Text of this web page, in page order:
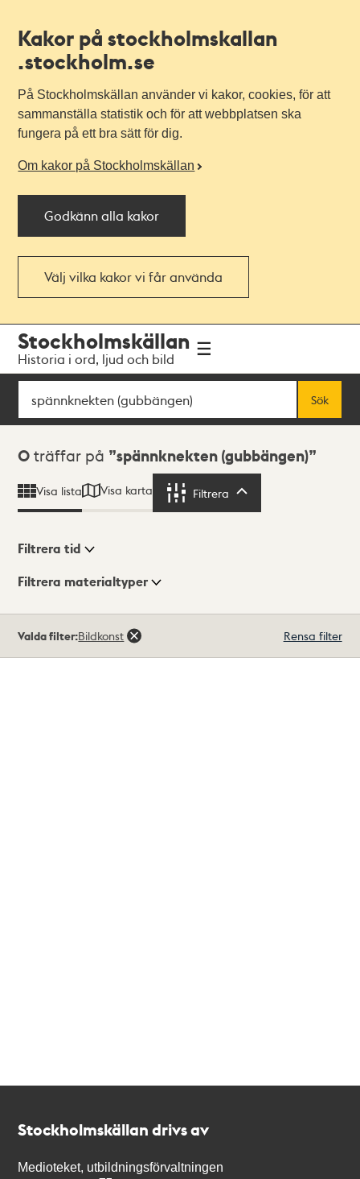
Kakor på stockholmskallan
.stockholm.se
På Stockholmskällan använder vi kakor, cookies, för att
sammanställa statistik och för att webbplatsen ska
fungera på ett bra sätt för dig.
Om kakor på Stockholmskällan
Godkänn alla kakor
Välj vilka kakor vi får använda
navigationen
huvudinnehållet
Stockholmskällan
Historia i ord, ljud och bild
Sök
Sök
Sökresultat
0 träffar på spännknekten (gubbängen)
Visa lista Visa karta Filtrera
Visningsläge
Filtrera tid
Filtrera materialtyper
träffar
Valda filter:Bildkonst Rensa filter
Stockholmskällan drivs av
Medioteket, utbildningsförvaltningen